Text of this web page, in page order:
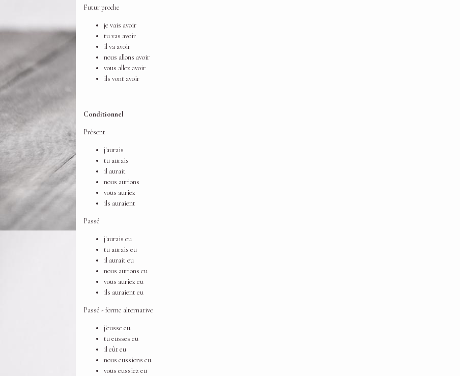
Futur proche
je vais avoir
tu vas avoir
il va avoir
nous allons avoir
vous allez avoir
ils vont avoir
Conditionnel
Présent
j'aurais
tu aurais
il aurait
nous aurions
vous auriez
ils auraient
Passé
j'aurais eu
tu aurais eu
il aurait eu
nous aurions eu
vous auriez eu
ils auraient eu
Passé - forme alternative
j'eusse eu
tu eusses eu
il eût eu
nous eussions eu
vous eussiez eu